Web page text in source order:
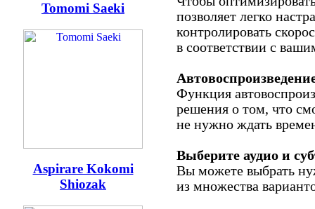
Tomomi Saeki
Aspirare Kokomi
Shiozak
позволяет легко
контролировать
в соответствии с
Функция
решения о том, что
не нужно ждать
Выберите аудио и
Вы можете выбрать
из множества